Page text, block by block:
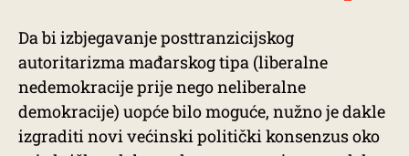
Da bi izbjegavanje posttranzicijskog
autoritarizma mađarskog tipa (liberalne
nedemokracije prije nego neliberalne
demokracije) uopće bilo moguće, nužno je dakle
izgraditi novi većinski politički konsenzus oko